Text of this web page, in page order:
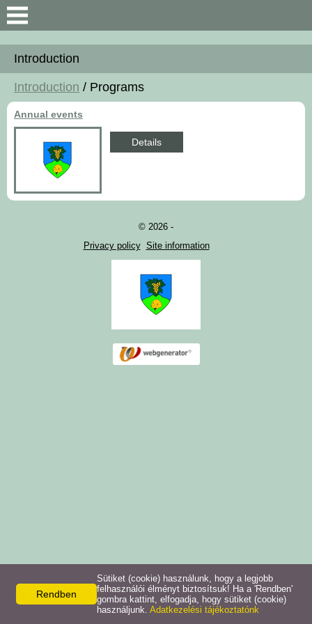
Search
Introduction
General Information
Map an data
Introduction
Introduction / Programs
Annual events
Details
© 2026 -
Privacy policy Site information
Rendben
Sütiket (cookie) használunk, hogy a legjobb
felhasználói élményt biztosítsuk! Ha a 'Rendben'
gombra kattint, elfogadja, hogy sütiket (cookie)
használjunk. Adatkezelési tájékoztatónk